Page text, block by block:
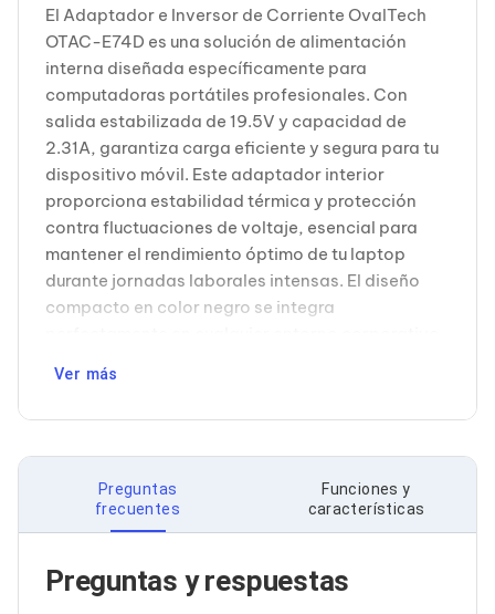
Cableado Estructurado para Servidores
Cables KVM
Fuentes de Poder
Enfriamiento para Servidores
Soportes y Paneles
Sistemas Operativos para Servidores
Servidores
Soportes de Datos
Ultrium
Discos Duros / SSD / NAS
Accesorios para Discos Duros
Gabinetes de Discos Duros
Discos Duros Externos
Discos Duros para NAS
Discos Duros para Videovigilancia
Gabinetes para SSD
Discos Duros Internos para PC
Monitores
Soportes para Monitores
Monitores Portátiles
Accesorios para Estaciones de Trabajo
El Adaptador e Inversor de Corriente OvalTech
OTAC-E74D es una solución de alimentación
interna diseñada específicamente para
computadoras portátiles profesionales. Con
salida estabilizada de 19.5V y capacidad de
2.31A, garantiza carga eficiente y segura para tu
dispositivo móvil. Este adaptador interior
proporciona estabilidad térmica y protección
contra fluctuaciones de voltaje, esencial para
mantener el rendimiento óptimo de tu laptop
durante jornadas laborales intensas. El diseño
compacto en color negro se integra
estudiantes y usuarios que requieren alimentación
E74D es la opción confiable para reemplazos o
equipos adicionales. Su construcción robusta
múltiples escenarios de uso.
Ver más
Preguntas
frecuentes
Funciones y
características
Preguntas y respuestas